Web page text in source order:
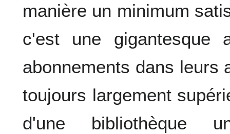
manière un minimum
c'est une gigantesque
abonnements dans leurs
toujours largement
d'une bibliothèque